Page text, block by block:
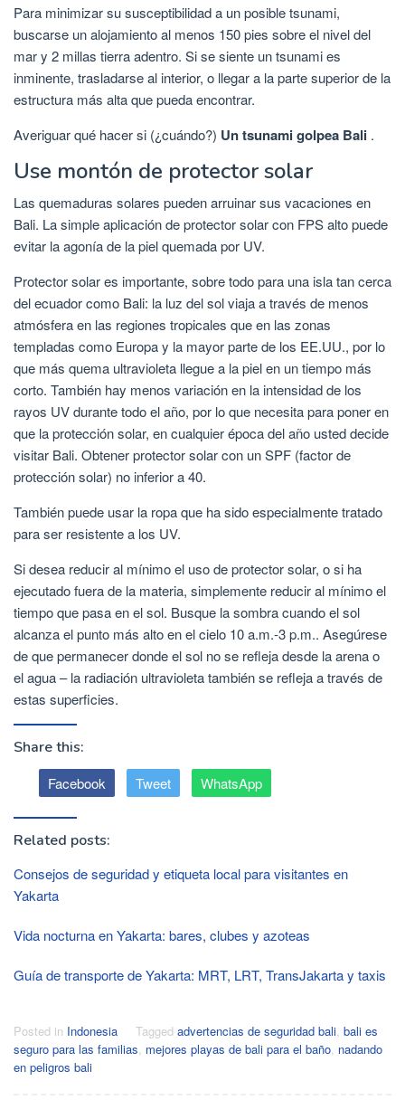
Para minimizar su susceptibilidad a un posible tsunami,
buscarse un alojamiento al menos 150 pies sobre el nivel del
mar y 2 millas tierra adentro. Si se siente un tsunami es
inminente, trasladarse al interior, o llegar a la parte superior de la
estructura más alta que pueda encontrar.
Averiguar qué hacer si (¿cuándo?) Un tsunami golpea Bali .
Use montón de protector solar
Las quemaduras solares pueden arruinar sus vacaciones en
Bali. La simple aplicación de protector solar con FPS alto puede
evitar la agonía de la piel quemada por UV.
Protector solar es importante, sobre todo para una isla tan cerca
del ecuador como Bali: la luz del sol viaja a través de menos
atmósfera en las regiones tropicales que en las zonas
templadas como Europa y la mayor parte de los EE.UU., por lo
que más quema ultravioleta llegue a la piel en un tiempo más
corto. También hay menos variación en la intensidad de los
rayos UV durante todo el año, por lo que necesita para poner en
que la protección solar, en cualquier época del año usted decide
visitar Bali. Obtener protector solar con un SPF (factor de
protección solar) no inferior a 40.
También puede usar la ropa que ha sido especialmente tratado
para ser resistente a los UV.
Si desea reducir al mínimo el uso de protector solar, o si ha
ejecutado fuera de la materia, simplemente reducir al mínimo el
tiempo que pasa en el sol. Busque la sombra cuando el sol
alcanza el punto más alto en el cielo 10 a.m.-3 p.m.. Asegúrese
de que permanecer donde el sol no se refleja desde la arena o
el agua – la radiación ultravioleta también se refleja a través de
estas superficies.
Share this:
Facebook Tweet WhatsApp
Related posts:
Consejos de seguridad y etiqueta local para visitantes en
Yakarta
Vida nocturna en Yakarta: bares, clubes y azoteas
Guía de transporte de Yakarta: MRT, LRT, TransJakarta y taxis
Posted in Indonesia Tagged advertencias de seguridad bali bali es
seguro para las familias mejores playas de bali para el baño nadando
en peligros bali